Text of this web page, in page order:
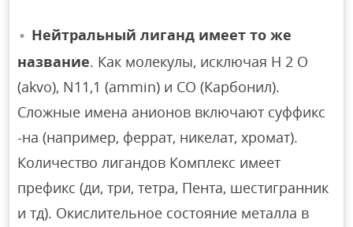
Нейтральный лиганд имеет то же
название. Как молекулы, исключая H 2 O
(akvo), N11,1 (ammin) и CO (Карбонил).
Сложные имена анионов включают суффикс
-на (например, феррат, никелат, хромат).
Количество лигандов Комплекс имеет
префикс (ди, три, тетра, Пента, шестигранник
и тд). Окислительное состояние металла в